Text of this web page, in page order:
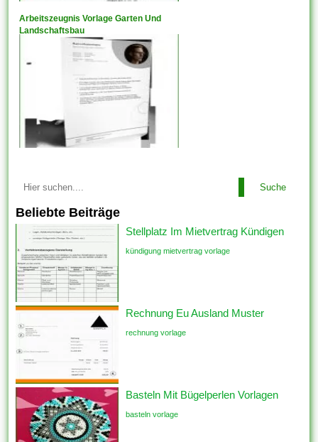
Arbeitszeugnis Vorlage Garten Und
Landschaftsbau
Suche
Beliebte Beiträge
Stellplatz Im Mietvertrag Kündigen
kündigung mietvertrag vorlage
Rechnung Eu Ausland Muster
rechnung vorlage
Basteln Mit Bügelperlen Vorlagen
basteln vorlage